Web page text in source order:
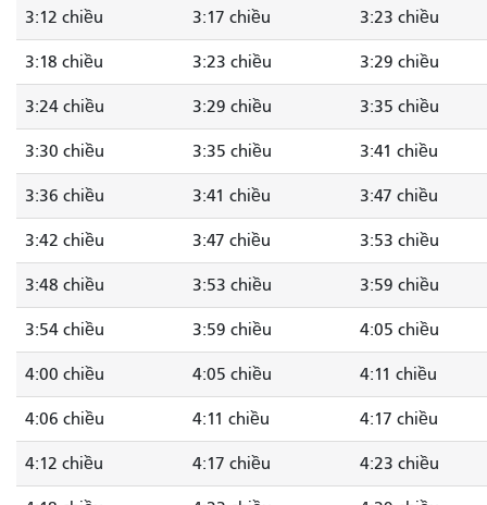
3:12 chiều 3:17 chiều 3:23 chiều
3:18 chiều 3:23 chiều 3:29 chiều
3:24 chiều 3:29 chiều 3:35 chiều
3:30 chiều 3:35 chiều 3:41 chiều
3:36 chiều 3:41 chiều 3:47 chiều
3:42 chiều 3:47 chiều 3:53 chiều
3:48 chiều 3:53 chiều 3:59 chiều
3:54 chiều 3:59 chiều 4:05 chiều
4:00 chiều 4:05 chiều 4:11 chiều
4:06 chiều 4:11 chiều 4:17 chiều
4:12 chiều 4:17 chiều 4:23 chiều